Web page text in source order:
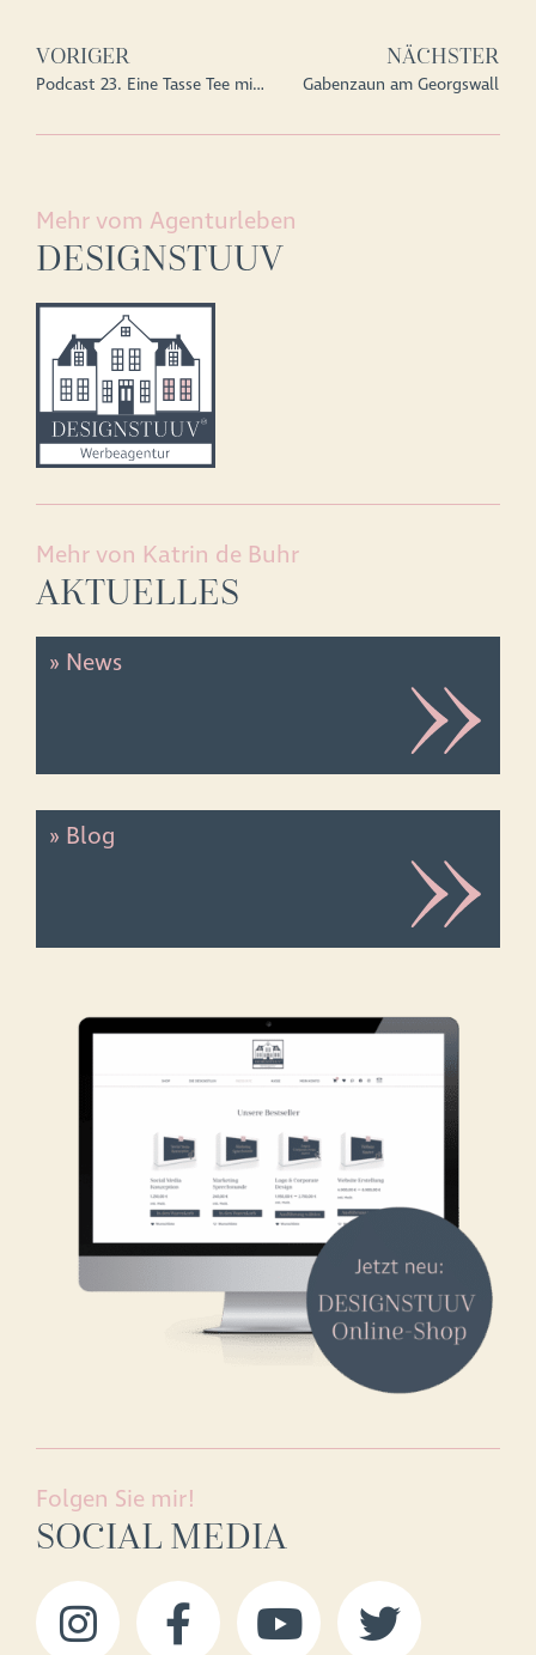
VORIGER
Podcast 23. Eine Tasse Tee mit Katrin de Buhr
NÄCHSTER
Gabenzaun am Georgswall
Mehr vom Agenturleben
DESIGNSTUUV
Mehr von Katrin de Buhr
AKTUELLES
» News
» Blog
Folgen Sie mir!
SOCIAL MEDIA